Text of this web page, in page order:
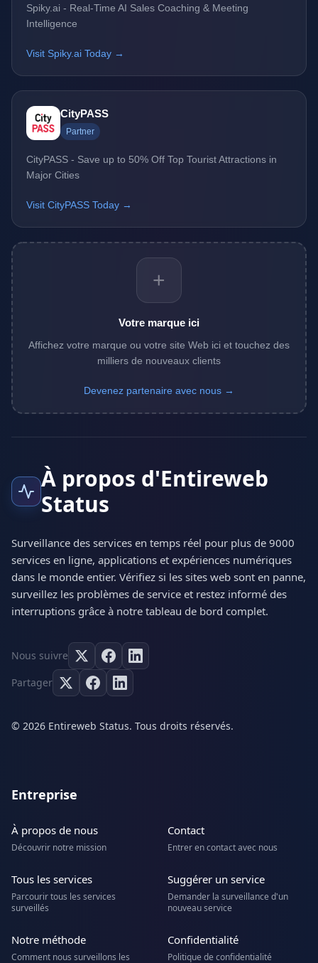
Spiky.ai - Real-Time AI Sales Coaching & Meeting
Intelligence
Visit Spiky.ai Today →
CityPASS
Partner
CityPASS - Save up to 50% Off Top Tourist Attractions in
Major Cities
Visit CityPASS Today →
+
Votre marque ici
Affichez votre marque ou votre site Web ici et touchez des
milliers de nouveaux clients
Devenez partenaire avec nous →
À propos d'Entireweb
Status
Surveillance des services en temps réel pour plus de 9000
services en ligne, applications et expériences numériques
dans le monde entier. Vérifiez si les sites web sont en panne,
surveillez les problèmes de service et restez informé des
interruptions grâce à notre tableau de bord complet.
Nous suivre
Partager
© 2026 Entireweb Status. Tous droits réservés.
Entreprise
À propos de nous
Découvrir notre mission
Contact
Entrer en contact avec nous
Tous les services
Parcourir tous les services
surveillés
Suggérer un service
Demander la surveillance d'un
nouveau service
Notre méthode
Comment nous surveillons les
Confidentialité
Politique de confidentialité